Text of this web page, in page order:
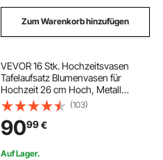
Zum Warenkorb hinzufügen
VEVOR 16 Stk. Hochzeitsvasen
Tafelaufsatz Blumenvasen für
Hochzeit 26 cm Hoch, Metall
Tafelaufsatz Vasen mit
Blumenständern, Kristall
Zylindervase für Hochzeiten Party
Jubiläumsfeier Zeremonie, Gold
(103)
9099€
Auf Lager.